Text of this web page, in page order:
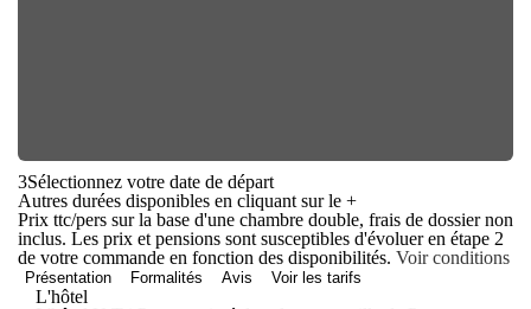
3Sélectionnez votre date de départ
Autres durées disponibles en cliquant sur le +
Prix ttc/pers sur la base d'une chambre double, frais de dossier non
inclus. Les prix et pensions sont susceptibles d'évoluer en étape 2
de votre commande en fonction des disponibilités. Voir conditions
Présentation Formalités Avis Voir les tarifs
L'hôtel